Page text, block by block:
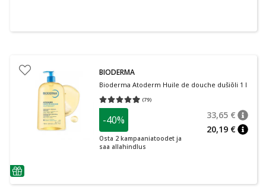
nõuanne
BIODERMA
Bioderma Atoderm Huile de douche dušiõli 1 l
(79)
Keskmine hinnang 4.95
-40%
Osta 2 kampaaniatoodet ja
saa allahindlus
33,65 €
20,19 €